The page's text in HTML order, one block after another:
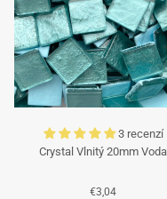
3 recenzí
Crystal Vlnitý 20mm Voda
€3,04